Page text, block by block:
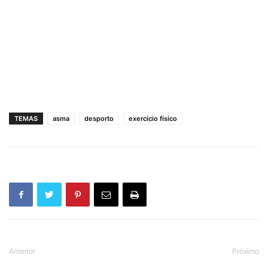
TEMAS asma desporto exercício físico
Anterior Próximo